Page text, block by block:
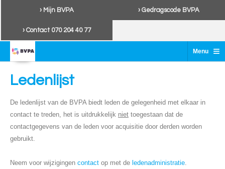
› Mijn BVPA › Gedragscode BVPA
› Contact 070 204 40 77
Menu ≡
Ledenlijst
De ledenlijst van de BVPA biedt leden de gelegenheid met elkaar in
contact te treden, het is uitdrukkelijk niet toegestaan dat de
contactgegevens van de leden voor acquisitie door derden worden
gebruikt.
Neem voor wijzigingen contact op met de ledenadministratie.